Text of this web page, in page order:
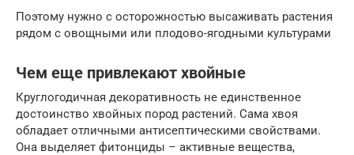
Поэтому нужно с осторожностью высаживать растения
рядом с овощными или плодово-ягодными культурами
Чем еще привлекают хвойные
Круглогодичная декоративность не единственное
достоинство хвойных пород растений. Сама хвоя
обладает отличными антисептическими свойствами.
Она выделяет фитонциды – активные вещества,